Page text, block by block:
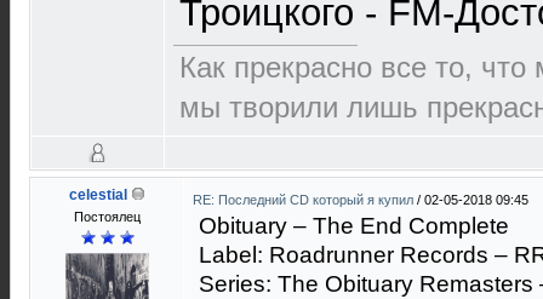
Троицкого - FM-
Как прекрасно все то,
мы творили лишь
celestial
Постоялец
RE: Последний CD который я купил / 02-05-2018 09:45
Obituary ‎– The End Complete
Label: Roadrunner Records ‎–
Series: The Obituary Remasters